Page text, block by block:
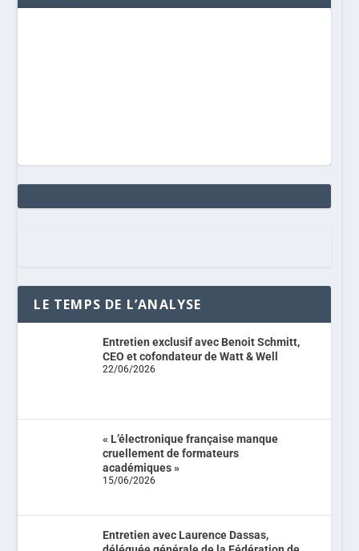
LE TEMPS DE L’ANALYSE
Entretien exclusif avec Benoit Schmitt,
CEO et cofondateur de Watt & Well
22/06/2026
« L’électronique française manque
cruellement de formateurs
académiques »
15/06/2026
Entretien avec Laurence Dassas,